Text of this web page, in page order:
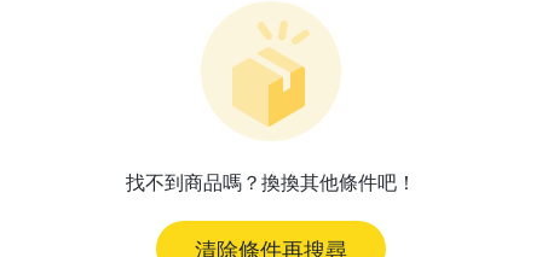
找不到商品嗎？換換其他條件吧！
清除條件再搜尋